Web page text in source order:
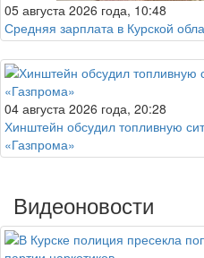
05 августа 2026 года, 10:48
Средняя зарплата в Курской
04 августа 2026 года, 20:28
Хинштейн обсудил топливную
«Газпрома»
Видеоновости